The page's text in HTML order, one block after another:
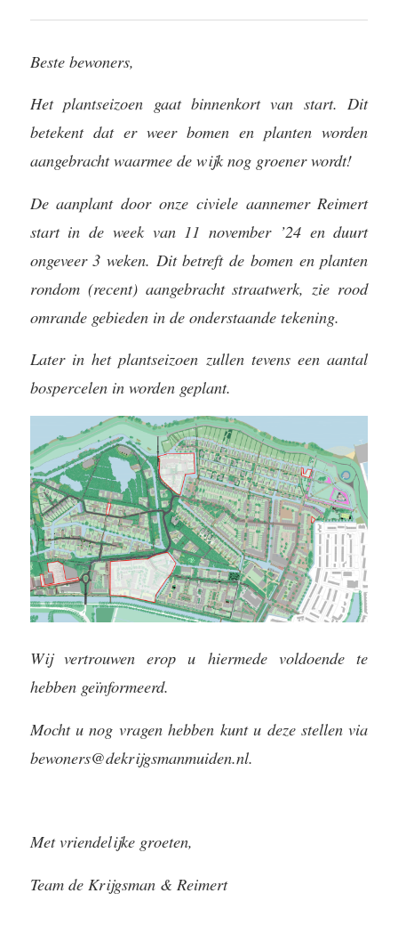
Beste bewoners,
Het plantseizoen gaat binnenkort van start. Dit
betekent dat er weer bomen en planten worden
aangebracht waarmee de wijk nog groener wordt!
De aanplant door onze civiele aannemer Reimert
start in de week van 11 november ’24 en duurt
ongeveer 3 weken. Dit betreft de bomen en planten
rondom (recent) aangebracht straatwerk, zie rood
omrande gebieden in de onderstaande tekening.
Later in het plantseizoen zullen tevens een aantal
bospercelen in worden geplant.
Wij vertrouwen erop u hiermede voldoende te
hebben geïnformeerd.
Mocht u nog vragen hebben kunt u deze stellen via
bewoners@dekrijgsmanmuiden.nl.
Met vriendelijke groeten,
Team de Krijgsman & Reimert